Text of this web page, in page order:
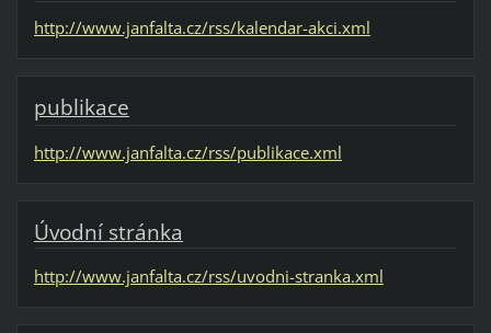
http://www.janfalta.cz/rss/kalendar-akci.xml
publikace
http://www.janfalta.cz/rss/publikace.xml
Úvodní stránka
http://www.janfalta.cz/rss/uvodni-stranka.xml